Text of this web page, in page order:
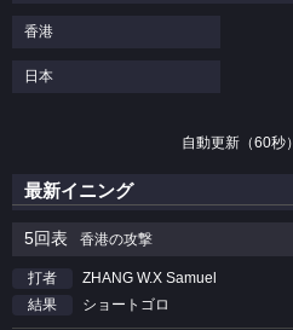
香港
日本
自動更新（60秒）
最新イニング
5回表 香港の攻撃
打者
ZHANG W.X Samuel
結果
ショートゴロ